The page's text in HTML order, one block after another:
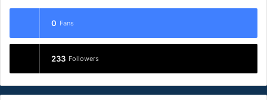
0 Fans
233 Followers